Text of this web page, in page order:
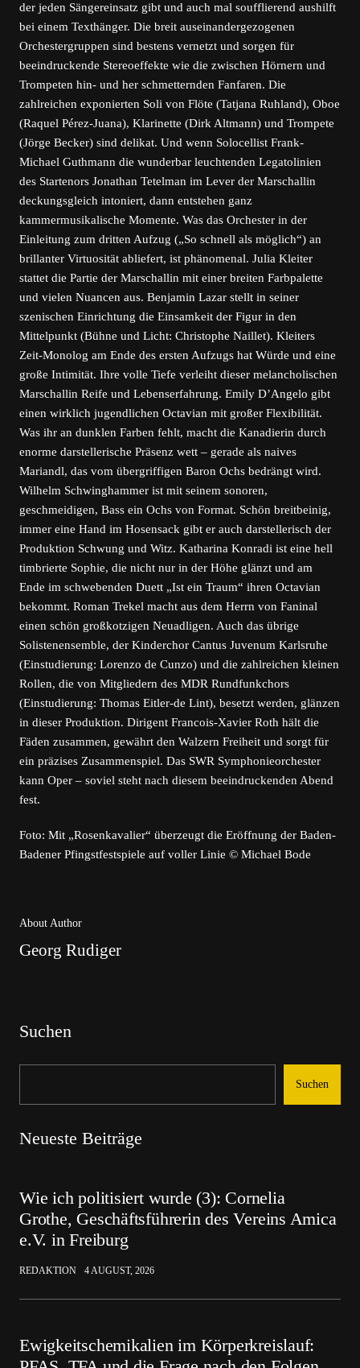
der jeden Sängereinsatz gibt und auch mal soufflierend aushilft
bei einem Texthänger. Die breit auseinandergezogenen
Orchestergruppen sind bestens vernetzt und sorgen für
beeindruckende Stereoeffekte wie die zwischen Hörnern und
Trompeten hin- und her schmetternden Fanfaren. Die
zahlreichen exponierten Soli von Flöte (Tatjana Ruhland), Oboe
(Raquel Pérez-Juana), Klarinette (Dirk Altmann) und Trompete
(Jörge Becker) sind delikat. Und wenn Solocellist Frank-
Michael Guthmann die wunderbar leuchtenden Legatolinien
des Startenors Jonathan Tetelman im Lever der Marschallin
deckungsgleich intoniert, dann entstehen ganz
kammermusikalische Momente. Was das Orchester in der
Einleitung zum dritten Aufzug („So schnell als möglich“) an
brillanter Virtuosität abliefert, ist phänomenal. Julia Kleiter
stattet die Partie der Marschallin mit einer breiten Farbpalette
und vielen Nuancen aus. Benjamin Lazar stellt in seiner
szenischen Einrichtung die Einsamkeit der Figur in den
Mittelpunkt (Bühne und Licht: Christophe Naillet). Kleiters
Zeit-Monolog am Ende des ersten Aufzugs hat Würde und eine
große Intimität. Ihre volle Tiefe verleiht dieser melancholischen
Marschallin Reife und Lebenserfahrung. Emily D’Angelo gibt
einen wirklich jugendlichen Octavian mit großer Flexibilität.
Was ihr an dunklen Farben fehlt, macht die Kanadierin durch
enorme darstellerische Präsenz wett – gerade als naives
Mariandl, das vom übergriffigen Baron Ochs bedrängt wird.
Wilhelm Schwinghammer ist mit seinem sonoren,
geschmeidigen, Bass ein Ochs von Format. Schön breitbeinig,
immer eine Hand im Hosensack gibt er auch darstellerisch der
Produktion Schwung und Witz. Katharina Konradi ist eine hell
timbrierte Sophie, die nicht nur in der Höhe glänzt und am
Ende im schwebenden Duett „Ist ein Traum“ ihren Octavian
bekommt. Roman Trekel macht aus dem Herrn von Faninal
einen schön großkotzigen Neuadligen. Auch das übrige
Solistenensemble, der Kinderchor Cantus Juvenum Karlsruhe
(Einstudierung: Lorenzo de Cunzo) und die zahlreichen kleinen
Rollen, die von Mitgliedern des MDR Rundfunkchors
(Einstudierung: Thomas Eitler-de Lint), besetzt werden, glänzen
in dieser Produktion. Dirigent Francois-Xavier Roth hält die
Fäden zusammen, gewährt den Walzern Freiheit und sorgt für
ein präzises Zusammenspiel. Das SWR Symphonieorchester
kann Oper – soviel steht nach diesem beeindruckenden Abend
fest.
Foto: Mit „Rosenkavalier“ überzeugt die Eröffnung der Baden-
Badener Pfingstfestspiele auf voller Linie © Michael Bode
About Author
Georg Rudiger
Suchen
Suchen
Neueste Beiträge
Wie ich politisiert wurde (3): Cornelia
Grothe, Geschäftsführerin des Vereins Amica
e.V. in Freiburg
REDAKTION 4 AUGUST, 2026
Ewigkeitschemikalien im Körperkreislauf: